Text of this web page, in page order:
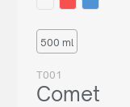
500 ml
T001
Comet